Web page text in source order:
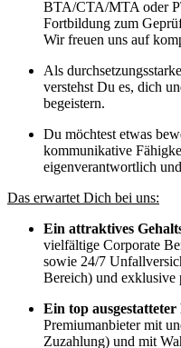
BTA/CTA/MTA oder
Fortbildung zum
Wir freuen uns auf
Als
verstehst Du es, dich
begeistern.
Du möchtest etwas
kommunikative
eigenverantwortlich
Das erwartet Dich bei uns:
Ein attraktives
vielfältige Corporate
sowie 24/7
Bereich) und exklusive
Ein top
Premiumanbieter mit
Zuzahlung) und mit